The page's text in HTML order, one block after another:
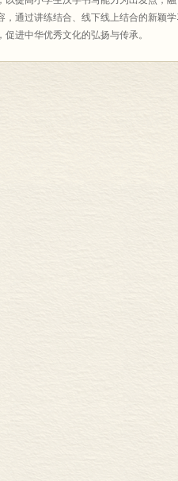
通过讲练结合、线下线上结合的新颖
进中华优秀文化的弘扬与传承。